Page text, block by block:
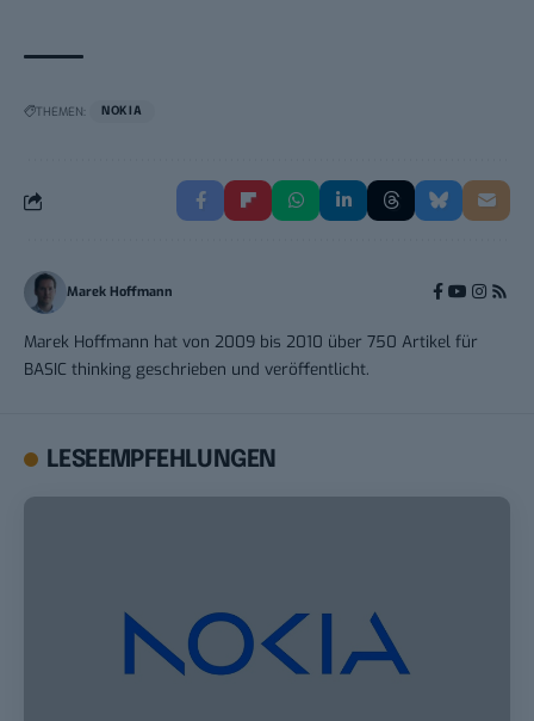
THEMEN: NOKIA
Marek Hoffmann
Marek Hoffmann hat von 2009 bis 2010 über 750 Artikel für
BASIC thinking geschrieben und veröffentlicht.
LESEEMPFEHLUNGEN